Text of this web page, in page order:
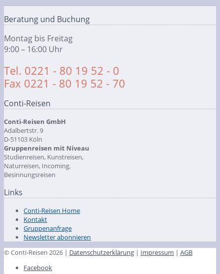
Beratung und Buchung
Montag bis Freitag
9:00 – 16:00 Uhr
Tel. 0221 - 80 19 52 - 0
Fax 0221 - 80 19 52 - 70
Conti-Reisen
Conti-Reisen GmbH
Adalbertstr. 9
D-51103 Köln
Gruppenreisen mit Niveau
Studienreisen, Kunstreisen,
Naturreisen, Incoming,
Besinnungsreisen
Links
Conti-Reisen Home
Kontakt
Gruppenanfrage
Newsletter abonnieren
© Conti-Reisen 2026 | Datenschutzerklärung | Impressum | AGB
Facebook